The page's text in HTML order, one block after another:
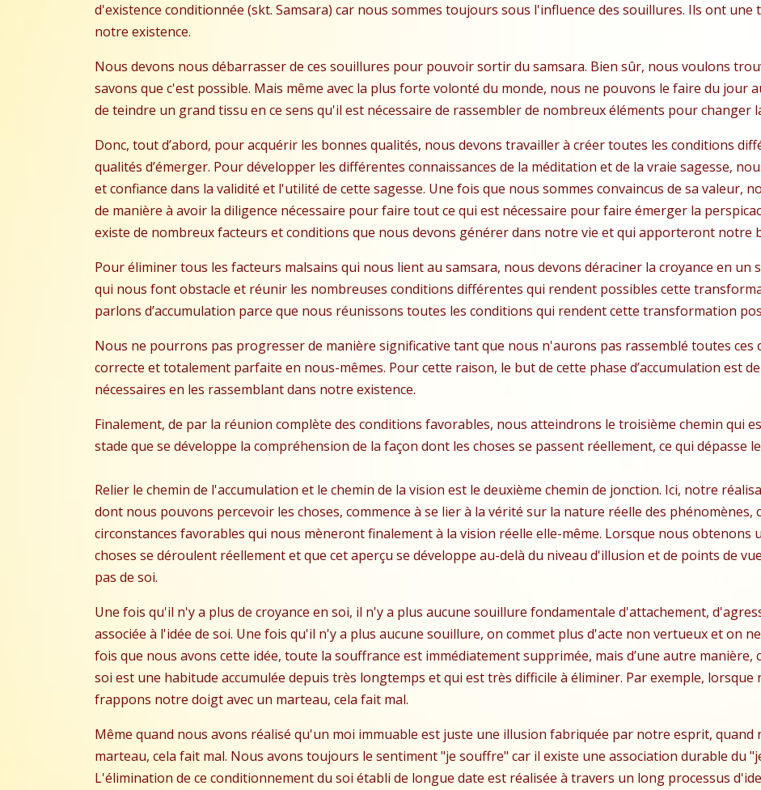
d'existence conditionnée (skt. Samsara) car nous sommes toujours sous l'influence des souillures. Ils ont
notre existence.
Nous devons nous débarrasser de ces souillures pour pouvoir sortir du samsara. Bien sûr, nous voulons
savons que c'est possible. Mais même avec la plus forte volonté du monde, nous ne pouvons le faire du jour
de teindre un grand tissu en ce sens qu'il est nécessaire de rassembler de nombreux éléments pour changer
Donc, tout d’abord, pour acquérir les bonnes qualités, nous devons travailler à créer toutes les conditions
qualités d’émerger. Pour développer les différentes connaissances de la méditation et de la vraie sagesse,
et confiance dans la validité et l'utilité de cette sagesse. Une fois que nous sommes convaincus de sa valeur,
de manière à avoir la diligence nécessaire pour faire tout ce qui est nécessaire pour faire émerger la
existe de nombreux facteurs et conditions que nous devons générer dans notre vie et qui apporteront notre
Pour éliminer tous les facteurs malsains qui nous lient au samsara, nous devons déraciner la croyance en un
qui nous font obstacle et réunir les nombreuses conditions différentes qui rendent possibles cette
parlons d’accumulation parce que nous réunissons toutes les conditions qui rendent cette transformation
Nous ne pourrons pas progresser de manière significative tant que nous n'aurons pas rassemblé toutes ces
correcte ettotalement parfaite en nous-mêmes. Pour cette raison, le but de cette phase d’accumulation est
nécessaires en les rassemblant dans notre existence.
Finalement, de par la réunion complète des conditions favorables, nous atteindrons le troisième chemin qui
stade que se développe la compréhension de la façon dont les choses se passent réellement, ce qui dépasse
Relier le chemin de l'accumulation et le chemin de la vision est le deuxième chemin de jonction. Ici, notre
dont nous pouvons percevoir les choses, commence à se lier à la vérité sur la nature réelle des
circonstances favorables qui nous mèneront finalement à la vision réelle elle-même. Lorsque nous obtenons
choses se déroulent réellement et que cet aperçu se développe au-delà du niveau d'illusion et de points de
pas de soi.
Une fois qu'il n'y a plus de croyance en soi, il n'y a plus aucune souillure fondamentale d'attachement,
associée à l'idée de soi. Une fois qu'il n'y a plus aucune souillure, on commet plus d'acte non vertueux et on
fois que nous avons cette idée, toute la souffrance est immédiatement supprimée, mais d’une autre manière,
soi est une habitude accumulée depuis très longtemps et qui est très difficile à éliminer. Par exemple,
frappons notre doigt avec un marteau, cela fait mal.
Même quand nous avons réalisé qu'un moi immuable est juste une illusion fabriquée par notre esprit,
marteau, cela fait mal. Nous avons toujours le sentiment "je souffre" car il existe une association durable du
L'élimination de ce conditionnement du soi établi de longue date est réalisée à travers un long processus